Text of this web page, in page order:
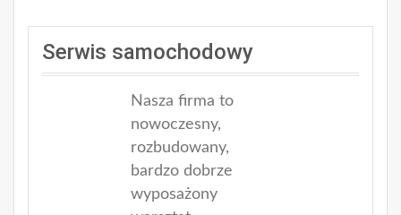
Serwis samochodowy
Nasza firma to
nowoczesny,
rozbudowany,
bardzo dobrze
wyposażony